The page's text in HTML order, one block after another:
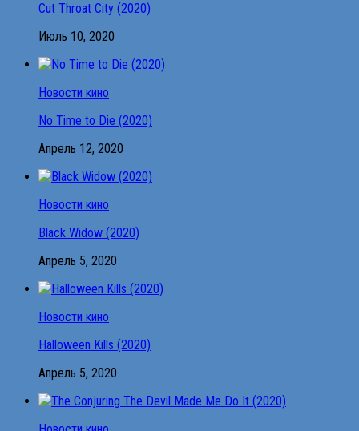
Cut Throat City (2020)
Июль 10, 2020
Новости кино
No Time to Die (2020)
Апрель 12, 2020
Новости кино
Black Widow (2020)
Апрель 5, 2020
Новости кино
Halloween Kills (2020)
Апрель 5, 2020